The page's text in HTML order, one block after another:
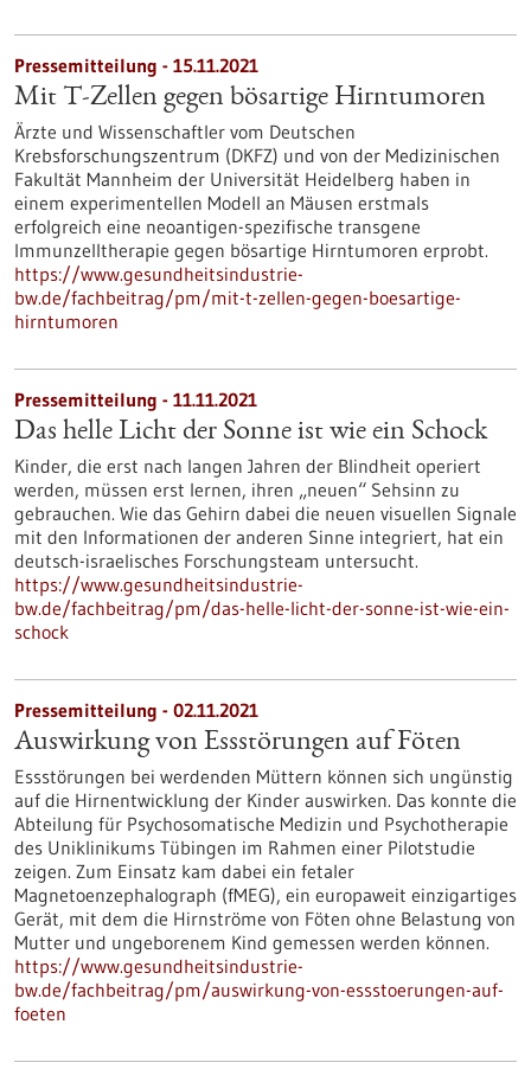
Pressemitteilung - 15.11.2021
Mit T-Zellen gegen bösartige Hirntumoren
Ärzte und Wissenschaftler vom Deutschen
Krebsforschungszentrum (DKFZ) und von der Medizinischen
Fakultät Mannheim der Universität Heidelberg haben in
einem experimentellen Modell an Mäusen erstmals
erfolgreich eine neoantigen-spezifische transgene
Immunzelltherapie gegen bösartige Hirntumoren erprobt.
https://www.gesundheitsindustrie-
bw.de/fachbeitrag/pm/mit-t-zellen-gegen-boesartige-
hirntumoren
Pressemitteilung - 11.11.2021
Das helle Licht der Sonne ist wie ein Schock
Kinder, die erst nach langen Jahren der Blindheit operiert
werden, müssen erst lernen, ihren „neuen“ Sehsinn zu
gebrauchen. Wie das Gehirn dabei die neuen visuellen Signale
mit den Informationen der anderen Sinne integriert, hat ein
deutsch-israelisches Forschungsteam untersucht.
https://www.gesundheitsindustrie-
bw.de/fachbeitrag/pm/das-helle-licht-der-sonne-ist-wie-ein-
schock
Pressemitteilung - 02.11.2021
Auswirkung von Essstörungen auf Föten
Essstörungen bei werdenden Müttern können sich ungünstig
auf die Hirnentwicklung der Kinder auswirken. Das konnte die
Abteilung für Psychosomatische Medizin und Psychotherapie
des Uniklinikums Tübingen im Rahmen einer Pilotstudie
zeigen. Zum Einsatz kam dabei ein fetaler
Magnetoenzephalograph (fMEG), ein europaweit einzigartiges
Gerät, mit dem die Hirnströme von Föten ohne Belastung von
Mutter und ungeborenem Kind gemessen werden können.
https://www.gesundheitsindustrie-
bw.de/fachbeitrag/pm/auswirkung-von-essstoerungen-auf-
foeten